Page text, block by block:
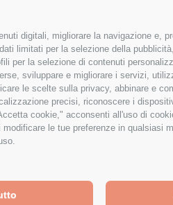
digitali, migliorare la navigazione e,
limitati per la selezione della
per la selezione di contenuti
sviluppare e migliorare i servizi,
le scelte sulla privacy, abbinare e
precisi, riconoscere i
cookie," acconsenti all'uso di
le tue preferenze in qualsiasi